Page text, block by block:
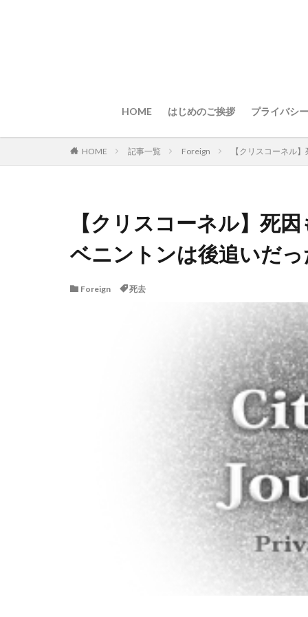
HOME はじめのご挨拶 プライバシ
HOME 記事一覧 Foreign 【クリスコーネル
【クリスコーネル】死
ベニントンは後追いだっ
Foreign 死去